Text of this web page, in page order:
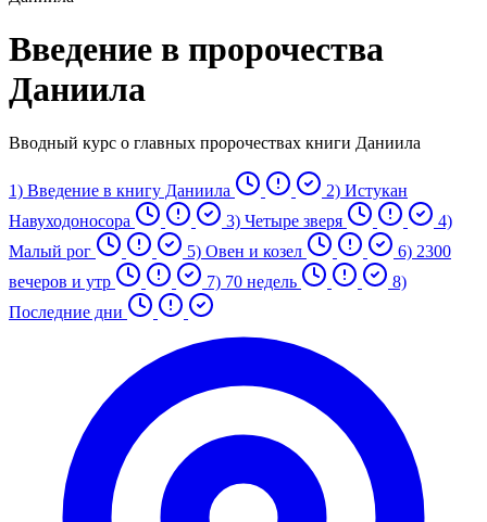
Введение в пророчества
Даниила
Вводный курс о главных пророчествах книги Даниила
1) Введение в книгу Даниила
2) Истукан
Навуходоносора
3) Четыре зверя
4)
Малый рог
5) Овен и козел
6) 2300
вечеров и утр
7) 70 недель
8)
Последние дни